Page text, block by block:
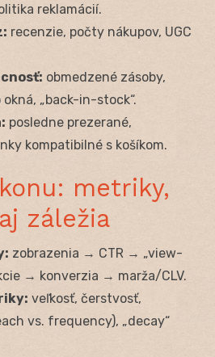
reklamácií.
recenzie, počty nákupov, UGC
obmedzené zásoby,
„back-in-stock“.
posledne prezerané,
kompatibilné s košíkom.
metriky,
záležia
zobrazenia → CTR → „view-
→ konverzia → marža/CLV.
veľkosť, čerstvosť,
vs. frequency), „decay“